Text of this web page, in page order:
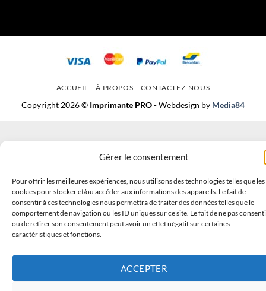
Gérer le consentement
Pour offrir les meilleures expériences, nous utilisons des technologies telles que les
cookies pour stocker et/ou accéder aux informations des appareils. Le fait de
consentir à ces technologies nous permettra de traiter des données telles que le
comportement de navigation ou les ID uniques sur ce site. Le fait de ne pas
ou de retirer son consentement peut avoir un effet négatif sur certaines
caractéristiques et fonctions.
ACCEPTER
ACCUEIL À PROPOS CONTACTEZ-NOUS
Copyright 2026 © Imprimante PRO- Webdesign by Media84